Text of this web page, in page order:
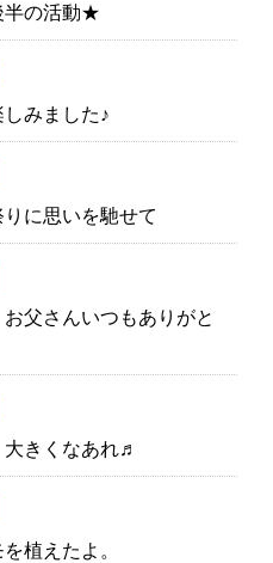
半の活動★
しみました♪
に思いを馳せて
父さんいつもありがと
大きくなあれ♬
植えたよ。